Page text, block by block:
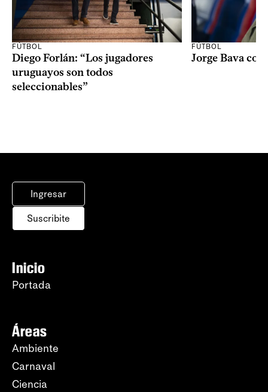
FÚTBOL
Diego Forlán: “Los jugadores
uruguayos son todos
seleccionables”
FÚTBOL
Jorge Bava
Ingresar
Suscribite
Inicio
Portada
Áreas
Ambiente
Carnaval
Ciencia